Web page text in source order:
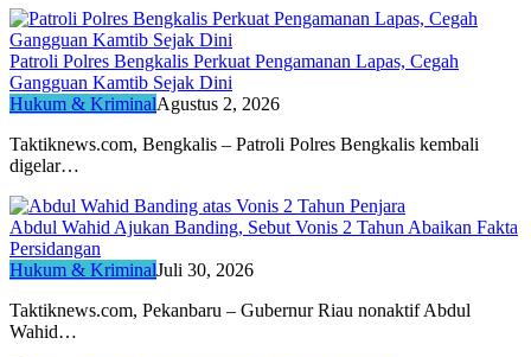
Patroli Polres Bengkalis Perkuat Pengamanan Lapas, Cegah
Gangguan Kamtib Sejak Dini
Hukum & KriminalAgustus 2, 2026
Taktiknews.com, Bengkalis – Patroli Polres Bengkalis kembali
digelar…
Abdul Wahid Ajukan Banding, Sebut Vonis 2 Tahun Abaikan Fakta
Persidangan
Hukum & KriminalJuli 30, 2026
Taktiknews.com, Pekanbaru – Gubernur Riau nonaktif Abdul
Wahid…